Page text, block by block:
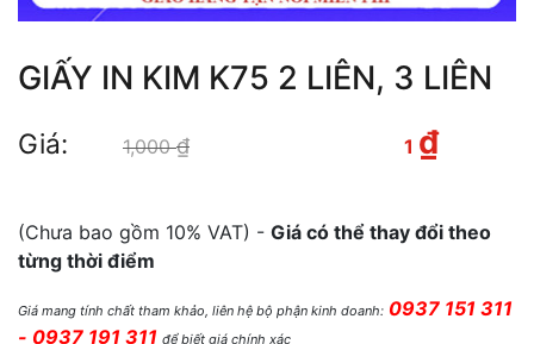
GIẤY IN KIM K75 2 LIÊN, 3 LIÊN
Giá: 1,000₫ 1 ₫
(Chưa bao gồm 10% VAT) - Giá có thể thay đổi theo
từng thời điểm
Giá mang tính chất tham khảo, liên hệ bộ phận kinh doanh: 0937 151 311
- 0937 191 311 để biết giá chính xác